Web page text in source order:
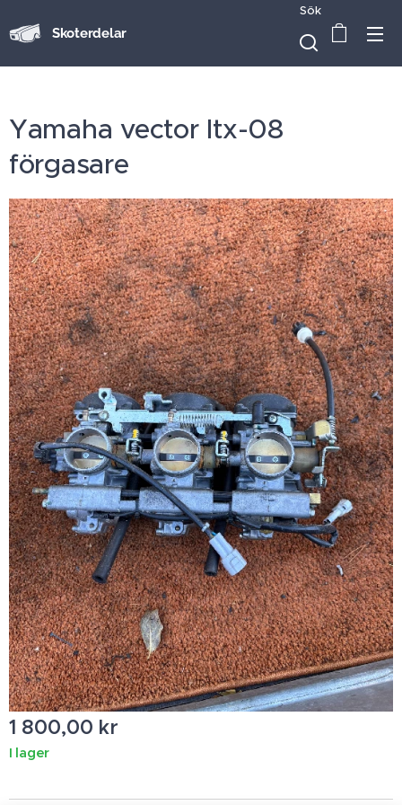
Skoterdelar
Sök
Yamaha vector ltx-08
förgasare
1 800,00 kr
I lager